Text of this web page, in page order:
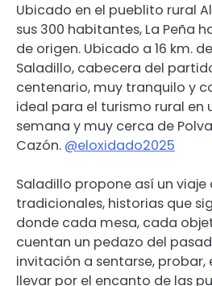
Ubicado en el pueblito rural
sus 300 habitantes, La Peña
de origen. Ubicado a 16 km.
Saladillo, cabecera del
centenario, muy tranquilo y
ideal para el turismo rural en
semana y muy cerca de
Cazón. @eloxidado2025
Saladillo propone así un
tradicionales, historias que
donde cada mesa, cada
cuentan un pedazo del
invitación a sentarse, probar,
llevar por el encanto de las